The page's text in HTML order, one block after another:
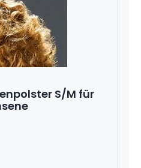
S/M für